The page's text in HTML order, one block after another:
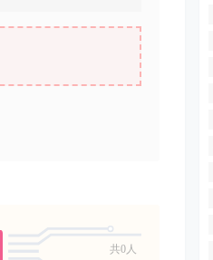
共0人